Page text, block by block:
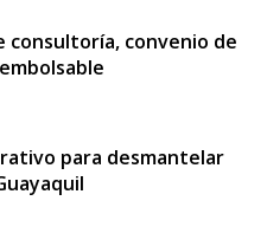
consultoría, convenio de
para desmantelar